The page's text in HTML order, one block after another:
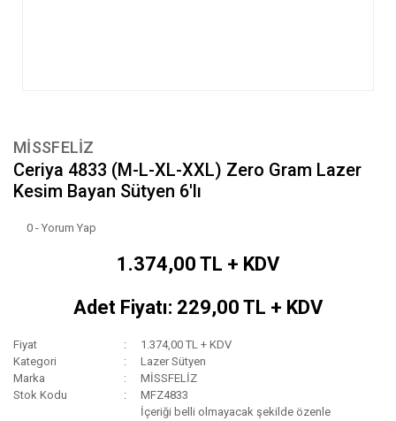
MİSSFELİZ
Ceriya 4833 (M-L-XL-XXL) Zero Gram Lazer
Kesim Bayan Sütyen 6'lı
0 - Yorum Yap
1.374,00 TL + KDV
Adet Fiyatı: 229,00 TL + KDV
Fiyat
1.374,00 TL + KDV
Kategori
Lazer Sütyen
Marka
MİSSFELİZ
Stok Kodu
MFZ4833
İçeriği belli olmayacak şekilde özenle